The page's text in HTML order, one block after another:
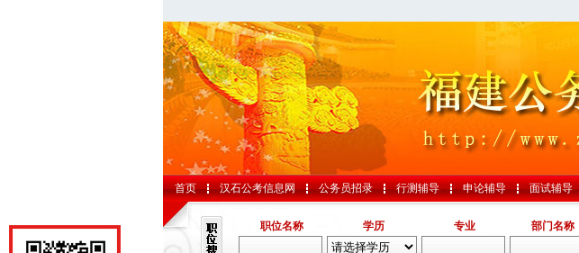
首页 汉石公考信息网 公务员招录 行测辅导 申论辅导 面试辅导
职位名称 学历 专业 部门名称